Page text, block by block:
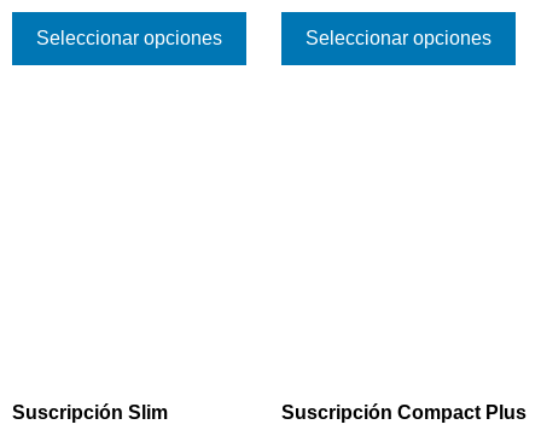
Seleccionar opciones Seleccionar opciones
Suscripción Slim Suscripción Compact Plus